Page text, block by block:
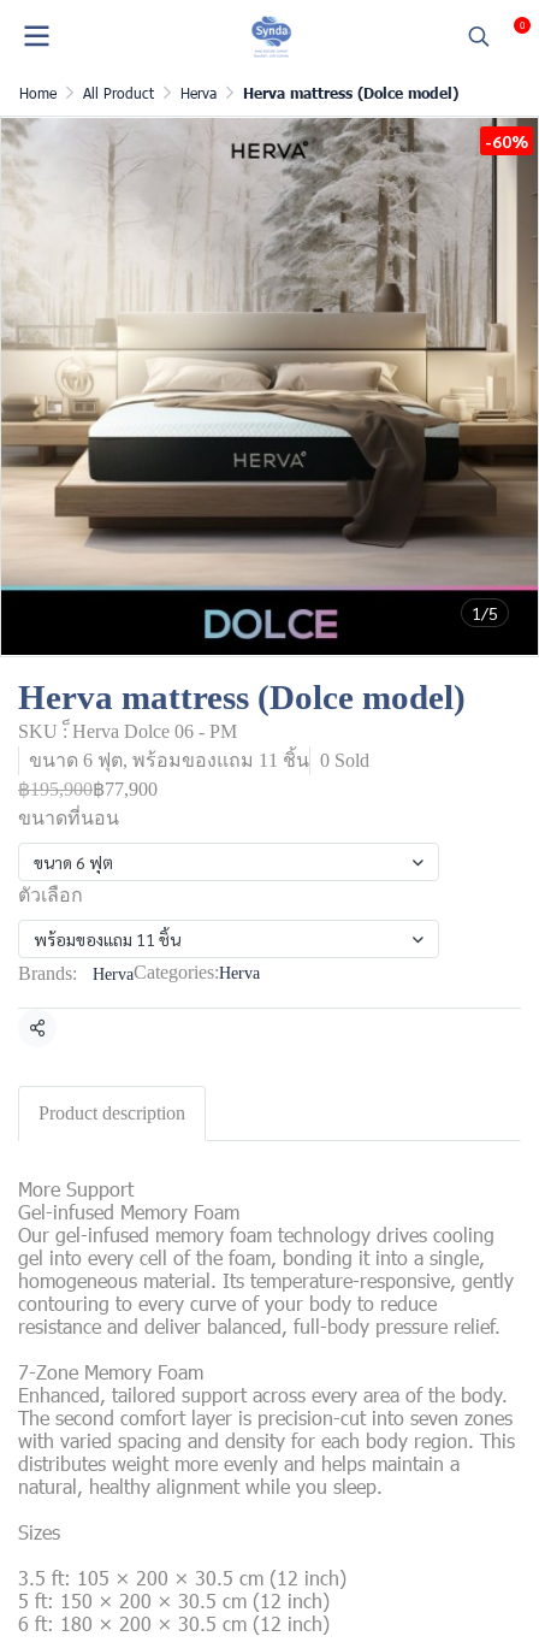
0
Home All Product Herva Herva mattress (Dolce model)
1/5
-60%
Herva mattress (Dolce model)
SKU : ็Herva Dolce 06 - PM
ขนาด 6 ฟุต, พร้อมของแถม 11 ชิ้น 0 Sold
฿195,900฿77,900
ขนาดที่นอน
ขนาด 6 ฟุต
ตัวเลือก
พร้อมของแถม 11 ชิ้น
Brands: HervaCategories:Herva
Share
Product description
More Support
Gel-infused Memory Foam
Our gel-infused memory foam technology drives cooling
gel into every cell of the foam, bonding it into a single,
homogeneous material. Its temperature-responsive, gently
contouring to every curve of your body to reduce
resistance and deliver balanced, full-body pressure relief.
7-Zone Memory Foam
Enhanced, tailored support across every area of the body.
The second comfort layer is precision-cut into seven zones
with varied spacing and density for each body region. This
distributes weight more evenly and helps maintain a
natural, healthy alignment while you sleep.
Sizes
3.5 ft: 105 × 200 × 30.5 cm (12 inch)
5 ft: 150 × 200 × 30.5 cm (12 inch)
6 ft: 180 × 200 × 30.5 cm (12 inch)